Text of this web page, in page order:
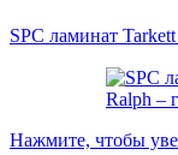
SPC ламинат
Нажмите, чтобы